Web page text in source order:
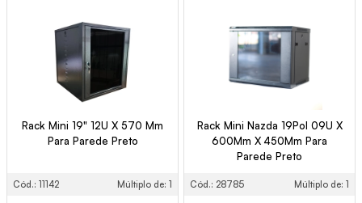
Rack Mini 19" 12U X 570 Mm
Para Parede Preto
Cód.: 11142 Múltiplo de: 1
Rack Mini Nazda 19Pol 09U X
600Mm X 450Mm Para
Parede Preto
Cód.: 28785 Múltiplo de: 1